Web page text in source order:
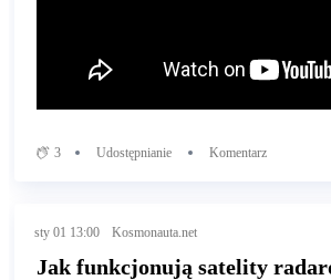
3 Udostępnianie Komentarz
sty 01 13:00 Kosmonauta.net
Jak funkcjonują satelity